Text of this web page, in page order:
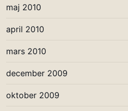
maj 2010
april 2010
mars 2010
december 2009
oktober 2009